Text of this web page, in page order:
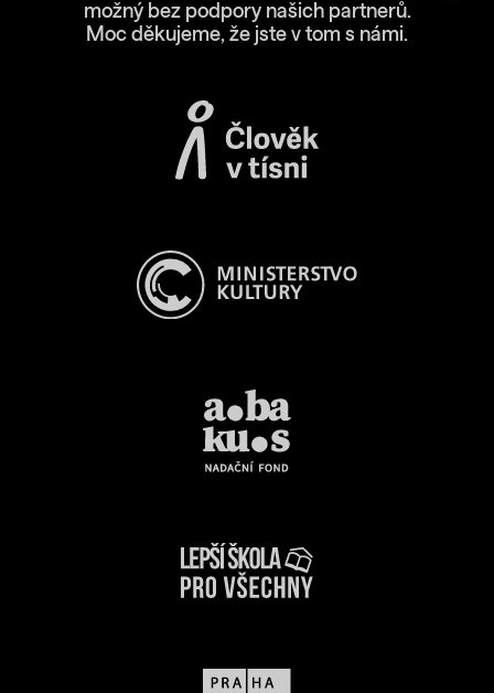
možný bez podpory našich partnerů.
Moc děkujeme, že jste v tom s námi.